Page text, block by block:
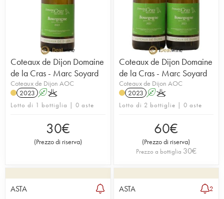
Coteaux de Dijon Domaine
de la Cras - Marc Soyard
Coteaux de Dijon AOC
2023 AK
Lotto di 1 bottiglia | 0 aste
30€
(Prezzo di riserva)
Coteaux de Dijon Domaine
de la Cras - Marc Soyard
Coteaux de Dijon AOC
2023 AK
Lotto di 2 bottiglie | 0 aste
60€
(Prezzo di riserva)
Prezzo a bottiglia 30€
ASTA ASTA 2